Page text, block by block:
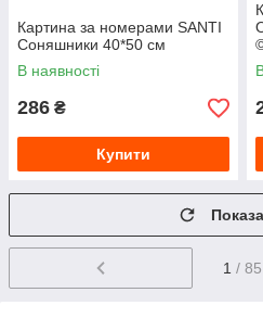
Картина за номерами SANTI
Соняшники 40*50 см
В наявності
286 ₴
Купити
1 / 85